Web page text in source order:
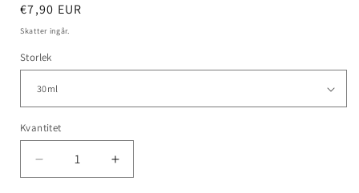
Ordinarie
pris
€7,90 EUR
Skatter ingår.
Storlek
Kvantitet
Kvantitet
Minska
kvantitet
Öka
kvantitet